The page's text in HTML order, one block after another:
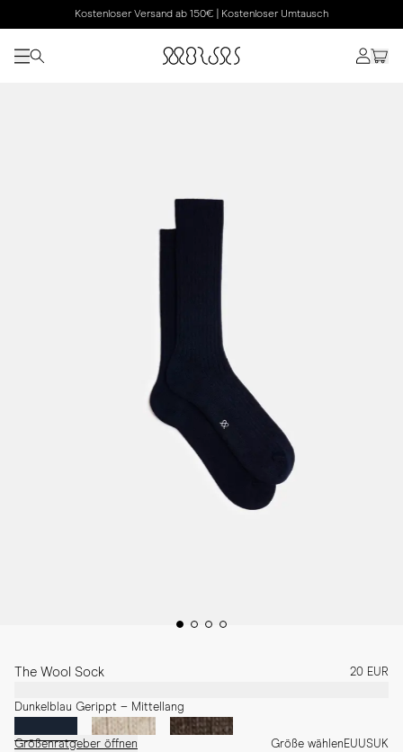
Kostenloser Versand ab 150€ | Kostenloser Umtausch
The Wool Sock 20 EUR
Dunkelblau Gerippt – Mittellang
Größenratgeber öffnen Größe wählenEUUSUK